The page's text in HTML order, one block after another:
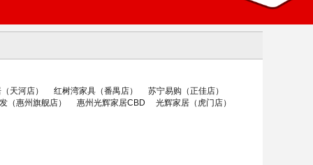
天河店） 红树湾家具（番禺店）
苏宁易购（正佳店）
（惠州旗舰店）
惠州光辉家居CBD 光辉家居（虎门店）